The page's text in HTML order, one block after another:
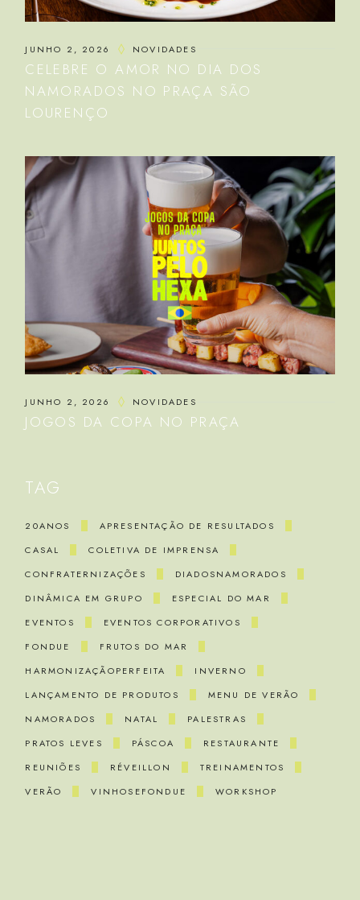
JUNHO 2, 2026 NOVIDADES
CELEBRE O AMOR NO DIA DOS
NAMORADOS NO PRAÇA SÃO
LOURENÇO
JUNHO 2, 2026 NOVIDADES
JOGOS DA COPA NO PRAÇA
TAG
20ANOS
APRESENTAÇÃO DE RESULTADOS
CASAL
COLETIVA DE IMPRENSA
CONFRATERNIZAÇÕES
DIADOSNAMORADOS
DINÂMICA EM GRUPO
ESPECIAL DO MAR
EVENTOS
EVENTOS CORPORATIVOS
FONDUE
FRUTOS DO MAR
HARMONIZAÇÃOPERFEITA
INVERNO
LANÇAMENTO DE PRODUTOS
MENU DE VERÃO
NAMORADOS
NATAL
PALESTRAS
PRATOS LEVES
PÁSCOA
RESTAURANTE
REUNIÕES
RÉVEILLON
TREINAMENTOS
VERÃO
VINHOSEFONDUE WORKSHOP